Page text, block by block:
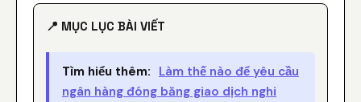
📍 MỤC LỤC BÀI VIẾT
Tìm hiểu thêm: Làm thế nào để yêu cầu
ngân hàng đóng băng giao dịch nghi